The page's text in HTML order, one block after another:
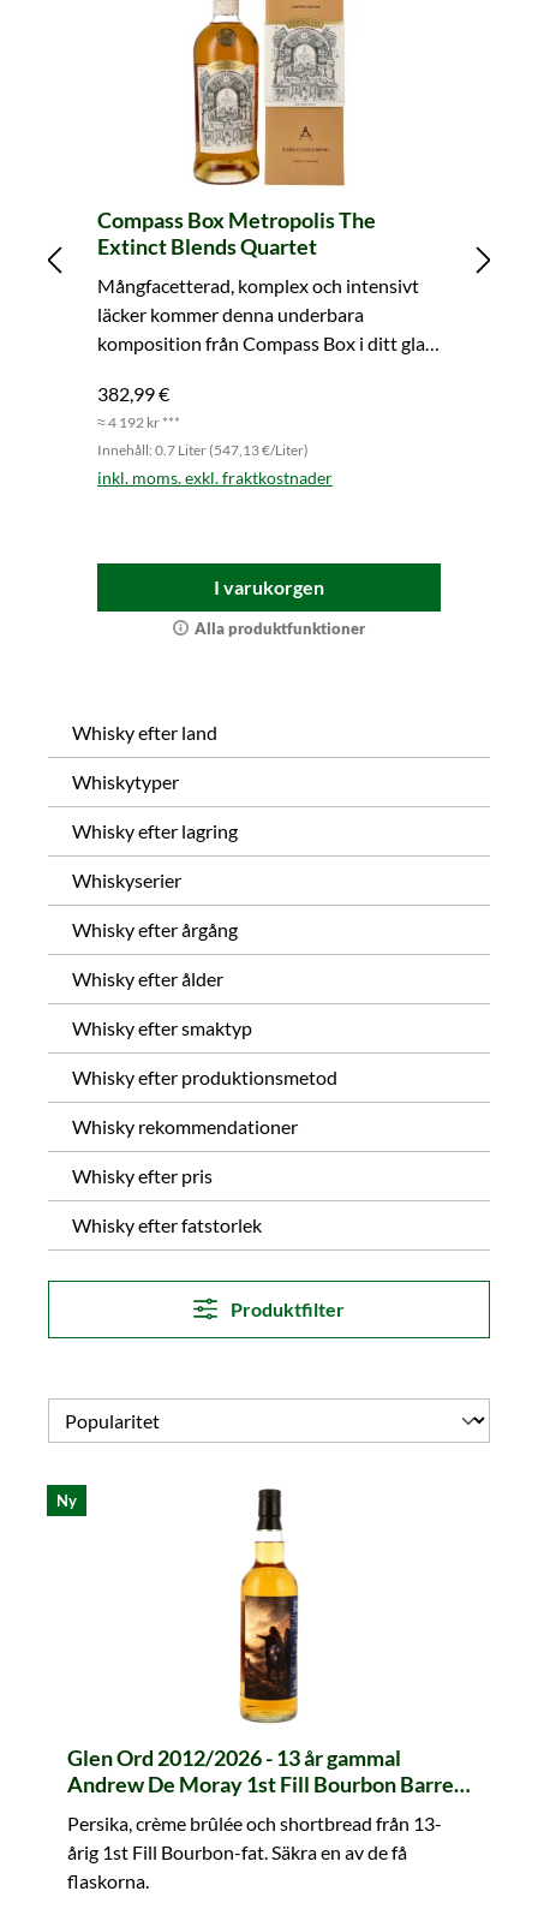
Compass Box Metropolis The
Extinct Blends Quartet
Mångfacetterad, komplex och intensivt
läcker kommer denna underbara
komposition från Compass Box i ditt glas.
382,99 €
≈ 4 192 kr ***
Innehåll: 0.7 Liter (547,13 €/Liter)
inkl. moms. exkl. fraktkostnader
I varukorgen
Alla produktfunktioner
Whisky efter land
Whiskytyper
Whisky efter lagring
Whiskyserier
Whisky efter årgång
Whisky efter ålder
Whisky efter smaktyp
Whisky efter produktionsmetod
Whisky rekommendationer
Whisky efter pris
Whisky efter fatstorlek
Produktfilter
Ny
Glen Ord 2012/2026 - 13 år gammal
Andrew De Moray 1st Fill Bourbon Barrels
(whic)
Persika, crème brûlée och shortbread från 13-
årig 1st Fill Bourbon-fat. Säkra en av de få
flaskorna.